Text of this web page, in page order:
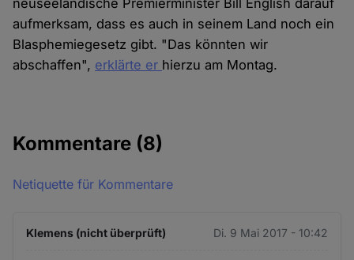
neuseeländische Premierminister Bill English darauf
aufmerksam, dass es auch in seinem Land noch ein
Blasphemiegesetz gibt. "Das könnten wir
abschaffen", erklärte er hierzu am Montag.
Kommentare (8)
Netiquette für Kommentare
Klemens (nicht überprüft) Di. 9 Mai 2017 - 10:42